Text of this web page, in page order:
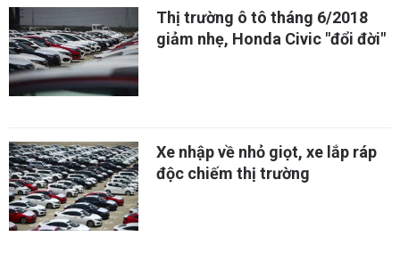
Thị trường ô tô tháng 6/2018
giảm nhẹ, Honda Civic "đổi đời"
Xe nhập về nhỏ giọt, xe lắp ráp
độc chiếm thị trường